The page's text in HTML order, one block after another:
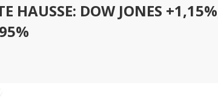
HAUSSE: DOW JONES